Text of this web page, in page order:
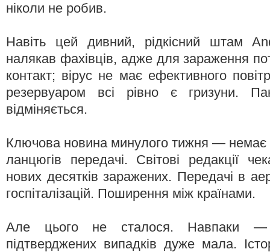
ніколи не робив.
Навіть цей дивний, рідкісний штам
налякав фахівців, адже для зараження
контакт; вірус не має ефективного
резервуаром всі рівно є гризуни.
відміняється.
Ключова новина минулого тижня — немає
ланцюгів передачі. Світові редакції
нових десятків заражених. Передачі в
госпіталізацій. Поширення між країнами.
Але цього не сталося. Навпаки —
підтверджених випадків дуже мала.